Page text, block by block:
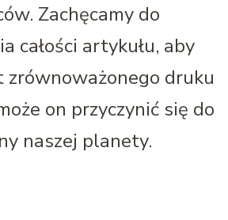
Zachęcamy do
całości artykułu, aby
zrównoważonego druku
on przyczynić się do
naszej planety.